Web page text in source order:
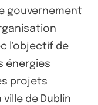
gouvernement
l'objectif de
énergies
projets
de Dublin